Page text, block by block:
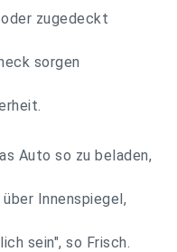
zugedeckt
sorgen
Auto so zu beladen,
Innenspiegel,
sein", so Frisch.